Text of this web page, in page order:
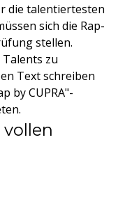
die talentiertesten
sich die Rap-
stellen.
zu
Text schreiben
by CUPRA"-